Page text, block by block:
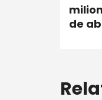
de